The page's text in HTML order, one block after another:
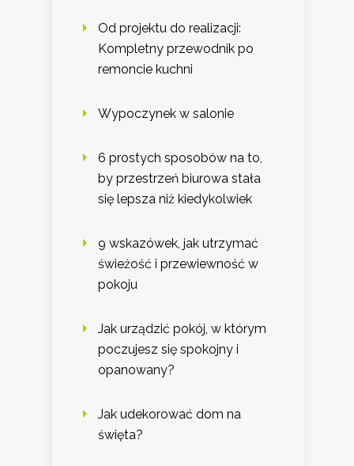
Od projektu do realizacji:
Kompletny przewodnik po
remoncie kuchni
Wypoczynek w salonie
6 prostych sposobów na to,
by przestrzeń biurowa stała
się lepsza niż kiedykolwiek
9 wskazówek, jak utrzymać
świeżość i przewiewność w
pokoju
Jak urządzić pokój, w którym
poczujesz się spokojny i
opanowany?
Jak udekorować dom na
święta?